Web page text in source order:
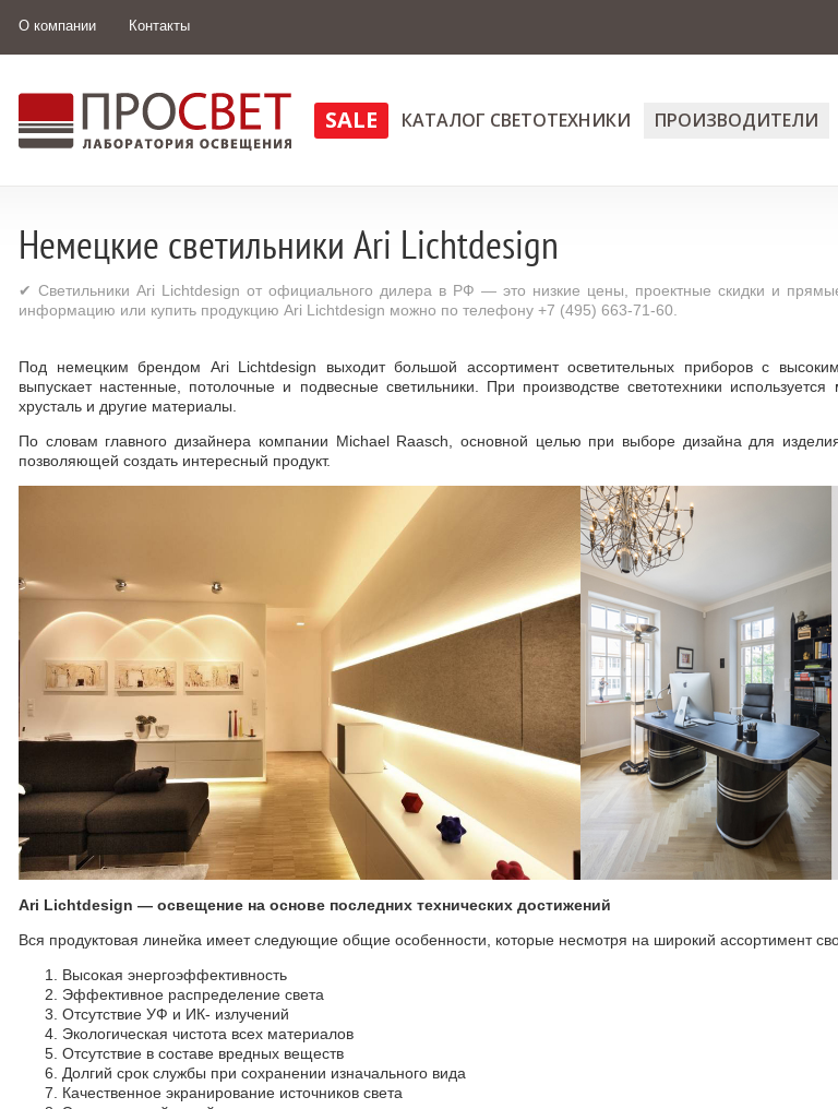
О компании Контакты
SALE КАТАЛОГ СВЕТОТЕХНИКИ ПРОИЗВОДИТЕЛИ
Немецкие светильники Ari Lichtdesign
✔ Светильники Ari Lichtdesign от официального дилера в РФ — это низкие цены, проектные скидки и
информацию или купить продукцию Ari Lichtdesign можно по телефону +7 (495) 663-71-60.
Под немецким брендом Ari Lichtdesign выходит большой ассортимент осветительных приборов с
выпускает настенные, потолочные и подвесные светильники. При производстве светотехники
хрусталь и другие материалы.
По словам главного дизайнера компании Michael Raasch, основной целью при выборе дизайна для
позволяющей создать интересный продукт.
Ari Lichtdesign — освещение на основе последних технических достижений
Вся продуктовая линейка имеет следующие общие особенности, которые несмотря на широкий ассортимент
Высокая энергоэффективность
Эффективное распределение света
Отсутствие УФ и ИК- излучений
Экологическая чистота всех материалов
Отсутствие в составе вредных веществ
Долгий срок службы при сохранении изначального вида
Качественное экранирование источников света